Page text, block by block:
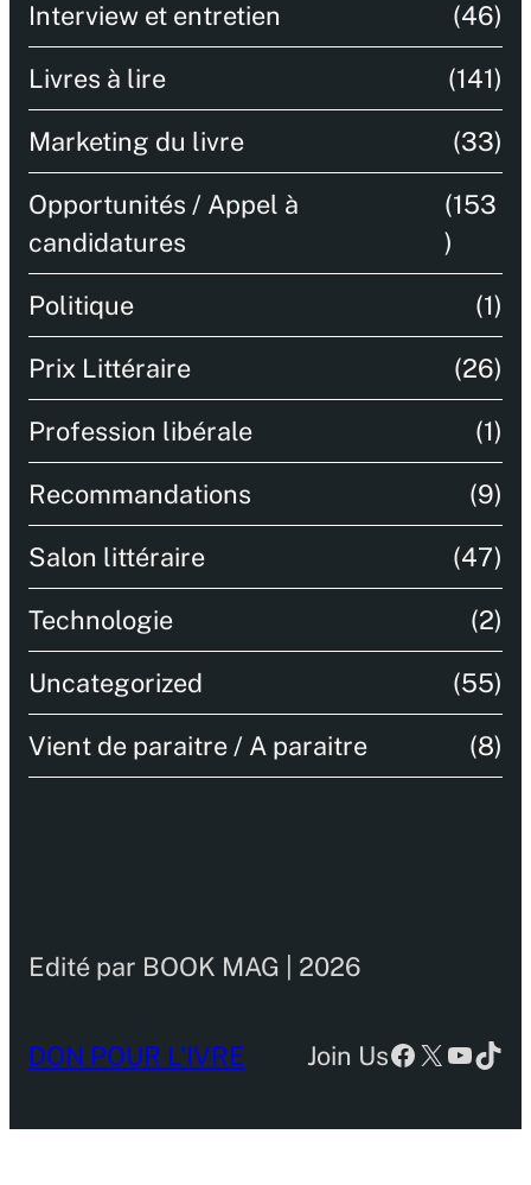
Interview et entretien (46)
Livres à lire (141)
Marketing du livre (33)
Opportunités / Appel à
candidatures
(153
)
Politique (1)
Prix Littéraire (26)
Profession libérale (1)
Recommandations (9)
Salon littéraire (47)
Technologie (2)
Uncategorized (55)
Vient de paraitre / A paraitre (8)
Edité par BOOK MAG | 2026
DON POUR L’IVRE Join UsFacebook
X